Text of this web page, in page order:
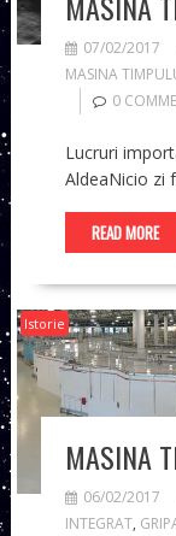
07/02/2017
MASINA
0
Lucruri
AldeaNicio zi
READ MORE
Istorie
MASINA
06/02/2017
INTEGRAT,